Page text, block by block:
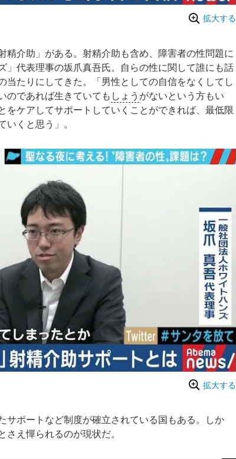
拡大する
介助」がある。射精介助も含め、障害者の性問題に
」代表理事の坂爪真吾氏。自らの性に関して誰にも話
当たりにしてきた。「男性としての自信をなくしてし
のであれば生きていても しょう がないという方もい
をケアしてサポートしていくことができれば、最低限
くと思う」。
拡大する
ポートなど制度が確立されている国もある。しか
え憚られるのが現状だ。